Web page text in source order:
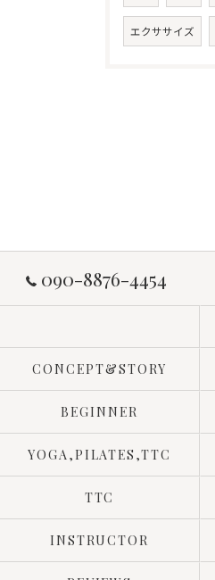
エクササイズ
090-8876-4454
CONCEPT&STORY
BEGINNER
YOGA,PILATES,TTC
TTC
INSTRUCTOR